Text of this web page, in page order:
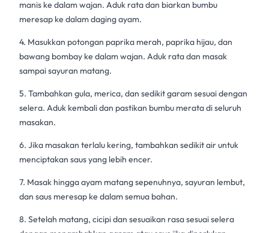
manis ke dalam wajan. Aduk rata dan biarkan bumbu
meresap ke dalam daging ayam.
4. Masukkan potongan paprika merah, paprika hijau, dan
bawang bombay ke dalam wajan. Aduk rata dan masak
sampai sayuran matang.
5. Tambahkan gula, merica, dan sedikit garam sesuai dengan
selera. Aduk kembali dan pastikan bumbu merata di seluruh
masakan.
6. Jika masakan terlalu kering, tambahkan sedikit air untuk
menciptakan saus yang lebih encer.
7. Masak hingga ayam matang sepenuhnya, sayuran lembut,
dan saus meresap ke dalam semua bahan.
8. Setelah matang, cicipi dan sesuaikan rasa sesuai selera